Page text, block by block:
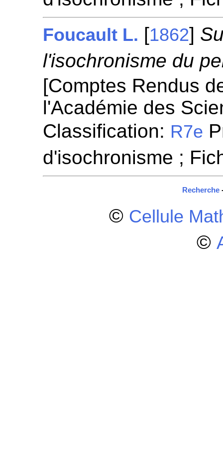
Foucault L. [1862]
l'isochronisme du
[Comptes Rendus
l'Académie des
Classification: R7e
d'isochronisme ;
Recherche
© Cellule
©